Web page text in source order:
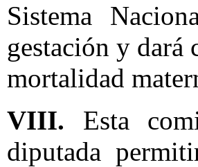
Sistema
gestación y
mortalidad
VIII. Esta
diputada